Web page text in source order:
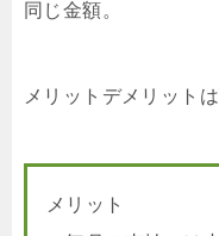
同じ金額。
メリットデメリット
メリット